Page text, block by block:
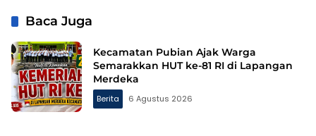
Baca Juga
Kecamatan Pubian Ajak Warga
Semarakkan HUT ke-81 RI di Lapangan
Merdeka
Berita 6 Agustus 2026